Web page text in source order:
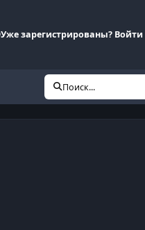
Уже зарегистрированы? Войти
Поиск...